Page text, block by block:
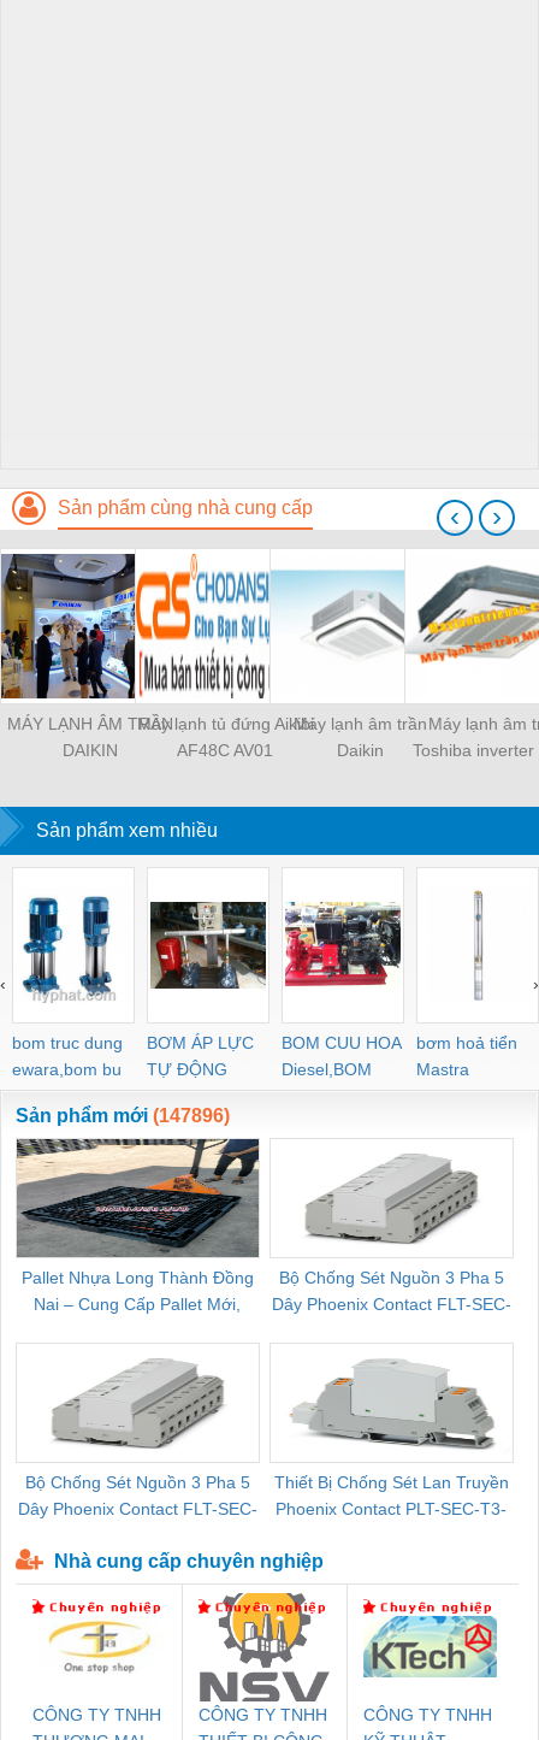
Sản phẩm cùng nhà cung cấp
MÁY LẠNH ÂM TRẦN
DAIKIN
- R410
Máy lạnh tủ đứng Aikibi
AF48C AV01
Máy lạnh âm trần
Daikin
R410
Máy lạnh âm
Toshiba inverter
‹ ›
Sản phẩm xem nhiều
bom truc dung
ewara,bom bu
ewara
BƠM ÁP LỰC
TỰ ĐỘNG
BOM CUU HOA
Diesel,BOM
CHUA CHAY
bơm hoả tiển
Mastra
‹ ›
Sản phẩm mới (147896)
Pallet Nhựa Long Thành Đồng
Nai – Cung Cấp Pallet Mới,
Bộ Chống Sét Nguồn 3 Pha 5
Dây Phoenix Contact FLT-SEC-
Bộ Chống Sét Nguồn 3 Pha 5
Dây Phoenix Contact FLT-SEC-
Thiết Bị Chống Sét Lan Truyền
Phoenix Contact PLT-SEC-T3-
Nhà cung cấp chuyên nghiệp
CÔNG TY TNHH
CÔNG TY TNHH
CÔNG TY TNHH